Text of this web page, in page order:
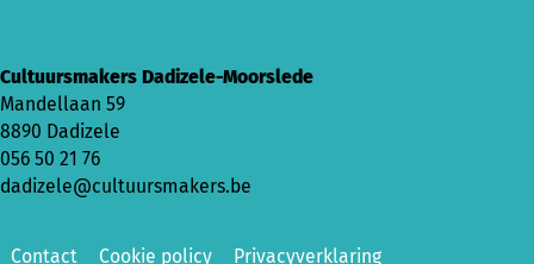
Cultuursmakers Dadizele-Moorslede
Mandellaan 59
8890 Dadizele
056 50 21 76
dadizele@cultuursmakers.be
Contact Cookie policy Privacyverklaring